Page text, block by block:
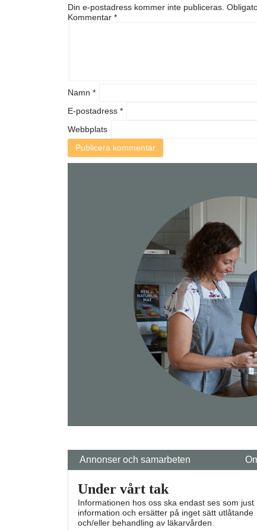
Din e-postadress kommer inte publiceras.
Kommentar *
Namn *
E-postadress *
Webbplats
Annonser och samarbeten
Under vårt tak
Informationen hos oss ska endast ses som just
information och ersätter på inget sätt utlåtande
och/eller behandling av läkarvården.